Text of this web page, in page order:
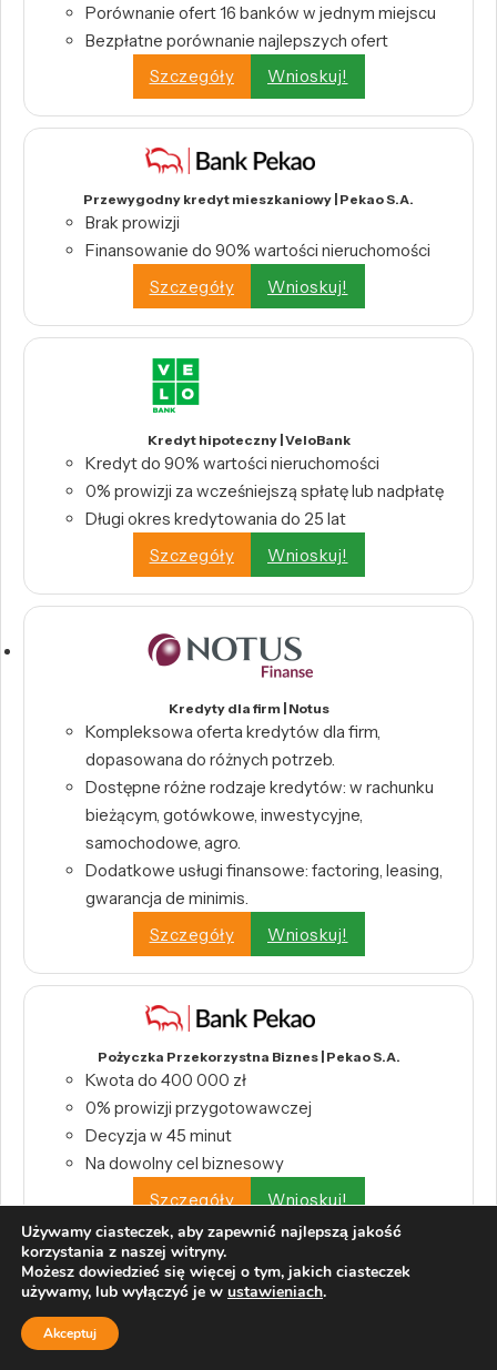
Porównanie ofert 16 banków w jednym miejscu
Bezpłatne porównanie najlepszych ofert
Szczegóły
Wnioskuj!
Przewygodny kredyt mieszkaniowy | Pekao S.A.
Brak prowizji
Finansowanie do 90% wartości nieruchomości
Szczegóły
Wnioskuj!
Kredyt hipoteczny | VeloBank
Kredyt do 90% wartości nieruchomości
0% prowizji za wcześniejszą spłatę lub nadpłatę
Długi okres kredytowania do 25 lat
Szczegóły
Wnioskuj!
Kredyty dla firm | Notus
Kompleksowa oferta kredytów dla firm,
dopasowana do różnych potrzeb.
Dostępne różne rodzaje kredytów: w rachunku
bieżącym, gotówkowe, inwestycyjne,
samochodowe, agro.
Dodatkowe usługi finansowe: factoring, leasing,
gwarancja de minimis.
Szczegóły
Wnioskuj!
Pożyczka Przekorzystna Biznes | Pekao S.A.
Kwota do 400 000 zł
0% prowizji przygotowawczej
Decyzja w 45 minut
Na dowolny cel biznesowy
Szczegóły
Wnioskuj!
0% prowizji
Używamy ciasteczek, aby zapewnić najlepszą jakość
korzystania z naszej witryny.
Możesz dowiedzieć się więcej o tym, jakich ciasteczek
używamy, lub wyłączyć je w ustawieniach.
Akceptuj